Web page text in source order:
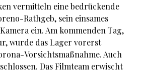
vermitteln eine bedrückende
Rathgeb, sein einsames
ein. Am kommenden Tag,
wurde das Lager vorerst
Vorsichtsmaßnahme. Auch
Das Filmteam erwischt